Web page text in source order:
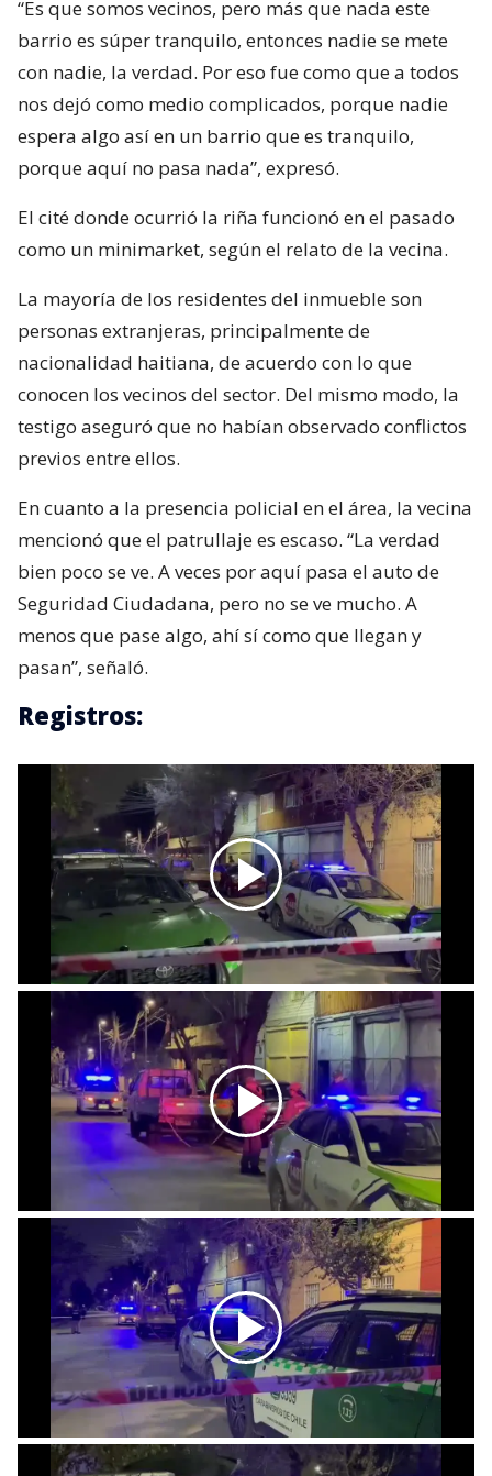
“Es que somos vecinos, pero más que nada este
barrio es súper tranquilo, entonces nadie se mete
con nadie, la verdad. Por eso fue como que a todos
nos dejó como medio complicados, porque nadie
espera algo así en un barrio que es tranquilo,
porque aquí no pasa nada”, expresó.
El cité donde ocurrió la riña funcionó en el pasado
como un minimarket, según el relato de la vecina.
La mayoría de los residentes del inmueble son
personas extranjeras, principalmente de
nacionalidad haitiana, de acuerdo con lo que
conocen los vecinos del sector. Del mismo modo, la
testigo aseguró que no habían observado conflictos
previos entre ellos.
En cuanto a la presencia policial en el área, la vecina
mencionó que el patrullaje es escaso. “La verdad
bien poco se ve. A veces por aquí pasa el auto de
Seguridad Ciudadana, pero no se ve mucho. A
menos que pase algo, ahí sí como que llegan y
pasan”, señaló.
Registros: